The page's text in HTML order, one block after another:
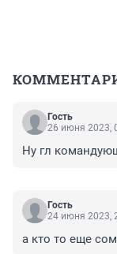
Гость
26 июня 2023,
Ну гл
Гость
24 июня 2023,
а кто то еще